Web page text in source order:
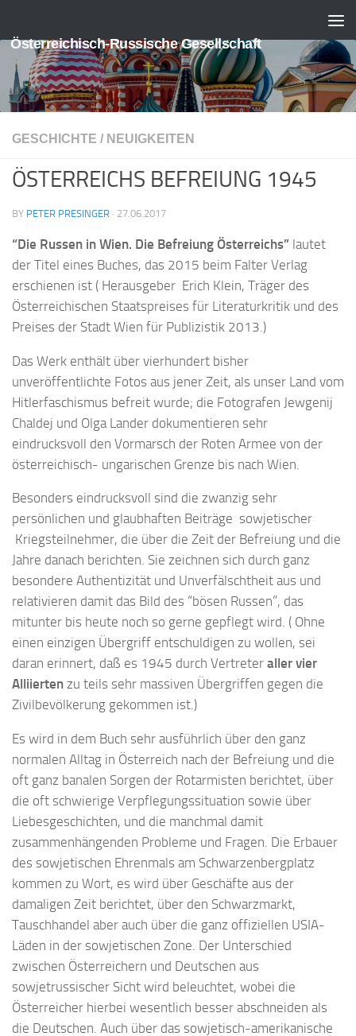
Österreichisch-Russische Gesellschaft
GESCHICHTE / NEUIGKEITEN
ÖSTERREICHS BEFREIUNG 1945
BY PETER PRESINGER · 27.06.2017
“Die Russen in Wien. Die Befreiung Österreichs” lautet
der Titel eines Buches, das 2015 beim Falter Verlag
erschienen ist ( Herausgeber Erich Klein, Träger des
Österreichischen Staatspreises für Literaturkritik und des
Preises der Stadt Wien für Publizistik 2013.)
Das Werk enthält über vierhundert bisher
unveröffentlichte Fotos aus jener Zeit, als unser Land vom
Hitlerfaschismus befreit wurde; die Fotografen Jewgenij
Chaldej und Olga Lander dokumentieren sehr
eindrucksvoll den Vormarsch der Roten Armee von der
österreichisch- ungarischen Grenze bis nach Wien.
Besonders eindrucksvoll sind die zwanzig sehr
persönlichen und glaubhaften Beiträge sowjetischer
Kriegsteilnehmer, die über die Zeit der Befreiung und die
Jahre danach berichten. Sie zeichnen sich durch ganz
besondere Authentizität und Unverfälschtheit aus und
relativieren damit das Bild des “bösen Russen”, das
mitunter bis heute noch so gerne gepflegt wird. ( Ohne
einen einzigen Übergriff entschuldigen zu wollen, sei
daran erinnert, daß es 1945 durch Vertreter aller vier
Alliierten zu teils sehr massiven Übergriffen gegen die
Zivilbevölkerung gekommen ist.)
Es wird in dem Buch sehr ausführlich über den ganz
normalen Alltag in Österreich nach der Befreiung und die
oft ganz banalen Sorgen der Rotarmisten berichtet, über
die oft schwierige Verpflegungssituation sowie über
Liebesgeschichten, und die manchmal damit
zusammenhängenden Probleme und Fragen. Die Erbauer
des sowjetischen Ehrenmals am Schwarzenbergplatz
kommen zu Wort, es wird über Geschäfte aus der
damaligen Zeit berichtet, über den Schwarzmarkt,
Tauschhandel aber auch über die ganz offiziellen USIA-
Läden in der sowjetischen Zone. Der Unterschied
zwischen Österreichern und Deutschen aus
sowjetrussischer Sicht wird beleuchtet, wobei die
Österreicher hierbei wesentlich besser abschneiden als
die Deutschen. Auch über das sowjetisch-amerikanische